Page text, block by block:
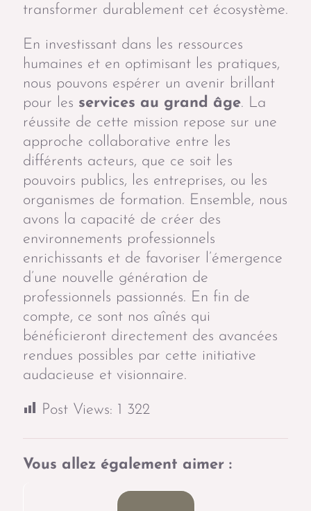
transformer durablement cet écosystème.
En investissant dans les ressources
humaines et en optimisant les pratiques,
nous pouvons espérer un avenir brillant
pour les services au grand âge. La
réussite de cette mission repose sur une
approche collaborative entre les
différents acteurs, que ce soit les
pouvoirs publics, les entreprises, ou les
organismes de formation. Ensemble, nous
avons la capacité de créer des
environnements professionnels
enrichissants et de favoriser l’émergence
d’une nouvelle génération de
professionnels passionnés. En fin de
compte, ce sont nos aînés qui
bénéficieront directement des avancées
rendues possibles par cette initiative
audacieuse et visionnaire.
Post Views: 1 322
Vous allez également aimer :